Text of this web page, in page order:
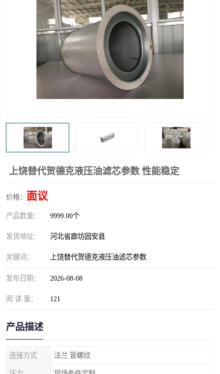
上饶替代贺德克液压油滤芯参数 性能稳定
价格： 面议
产品数量： 9999.00个
发货地址： 河北省廊坊固安县
关键词： 上饶替代贺德克液压油滤芯参数
发布日期： 2026-08-08
阅 读 量： 121
产品描述
连接方式 法兰 管螺纹
高炉煤气过滤器 替代进口过滤器
化工盐酸气聚结器 耐腐蚀除雾器滤芯